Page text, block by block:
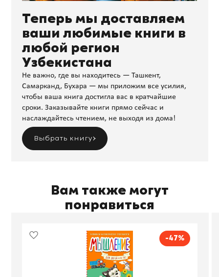
Теперь мы доставляем
ваши любимые книги в
любой регион
Узбекистана
Не важно, где вы находитесь — Ташкент,
Самарканд, Бухара — мы приложим все усилия,
чтобы ваша книга достигла вас в кратчайшие
сроки. Заказывайте книги прямо сейчас и
наслаждайтесь чтением, не выходя из дома!
Выбрать книгу
Вам также могут
понравиться
-47%